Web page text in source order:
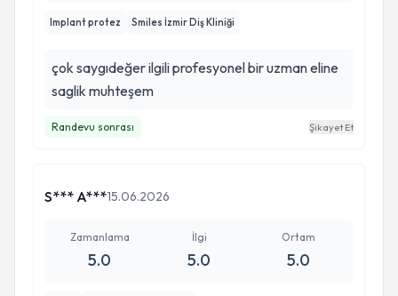
Implant protez Smiles İzmir Diş Kliniği
çok saygıdeğer ilgili profesyonel bir uzman eline
saglik muhteşem
Randevu sonrası Şikayet Et
S*** A***15.06.2026
Zamanlama
5.0
İlgi
5.0
Ortam
5.0